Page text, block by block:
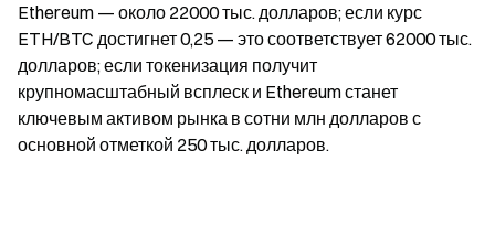
Ethereum — около 22000 тыс. долларов; если курс
ETH/BTC достигнет 0,25 — это соответствует 62000 тыс.
долларов; если токенизация получит
крупномасштабный всплеск и Ethereum станет
ключевым активом рынка в сотни млн долларов с
основной отметкой 250 тыс. долларов.